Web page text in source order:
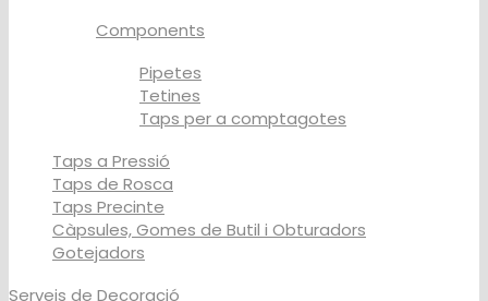
Components
Pipetes
Tetines
Taps per a comptagotes
Taps a Pressió
Taps de Rosca
Taps Precinte
Càpsules, Gomes de Butil i Obturadors
Gotejadors
Serveis de Decoració